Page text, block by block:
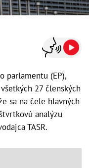
parlamentu (EP),
27 členských
sa na čele hlavných
analýzu
TASR.